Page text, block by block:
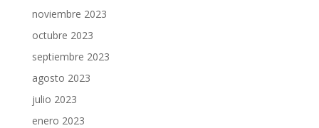
noviembre 2023
octubre 2023
septiembre 2023
agosto 2023
julio 2023
enero 2023